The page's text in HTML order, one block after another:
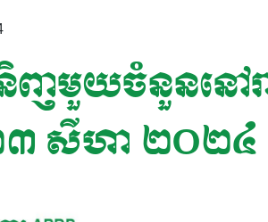
ញមួយចំនួននៅរា
សីហា ២០២៤